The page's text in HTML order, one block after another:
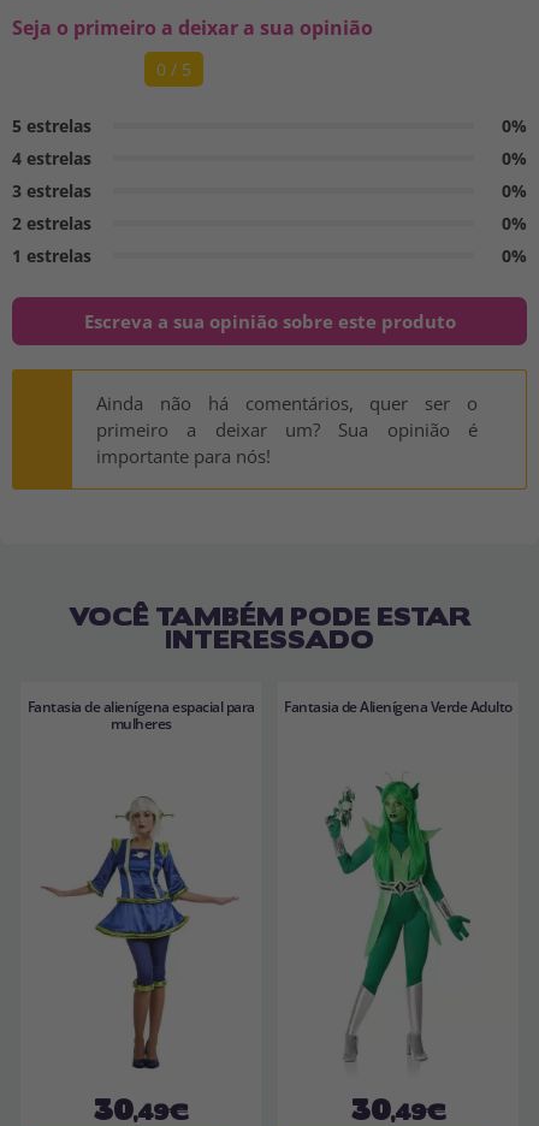
Seja o primeiro a deixar a sua opinião
0 / 5
5 estrelas
0%
4 estrelas
0%
3 estrelas
0%
2 estrelas
0%
1 estrelas
0%
Escreva a sua opinião sobre este produto
Ainda não há comentários, quer ser o
primeiro a deixar um? Sua opinião é
importante para nós!
VOCÊ TAMBÉM PODE ESTAR
INTERESSADO
Fantasia de alienígena espacial para
mulheres
30,49€
Fantasia de Alienígena Verde Adulto
30,49€